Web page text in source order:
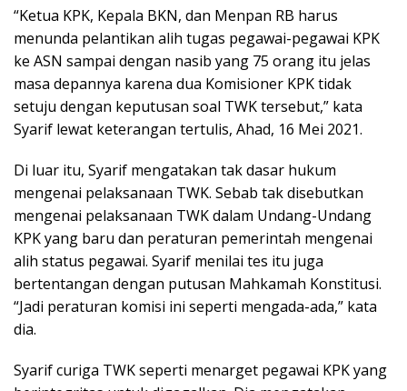
“Ketua KPK, Kepala BKN, dan Menpan RB harus
menunda pelantikan alih tugas pegawai-pegawai KPK
ke ASN sampai dengan nasib yang 75 orang itu jelas
masa depannya karena dua Komisioner KPK tidak
setuju dengan keputusan soal TWK tersebut,” kata
Syarif lewat keterangan tertulis, Ahad, 16 Mei 2021.
Di luar itu, Syarif mengatakan tak dasar hukum
mengenai pelaksanaan TWK. Sebab tak disebutkan
mengenai pelaksanaan TWK dalam Undang-Undang
KPK yang baru dan peraturan pemerintah mengenai
alih status pegawai. Syarif menilai tes itu juga
bertentangan dengan putusan Mahkamah Konstitusi.
“Jadi peraturan komisi ini seperti mengada-ada,” kata
dia.
Syarif curiga TWK seperti menarget pegawai KPK yang